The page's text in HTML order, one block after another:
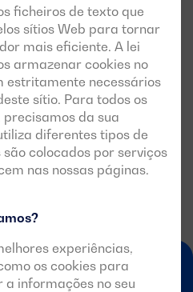
ficheiros de texto que
sítios Web para tornar
mais eficiente. A lei
armazenar cookies no
estritamente necessários
sítio. Para todos os
precisamos da sua
diferentes tipos de
são colocados por serviços
nas nossas páginas.
experiências,
os cookies para
informações no seu
através desta